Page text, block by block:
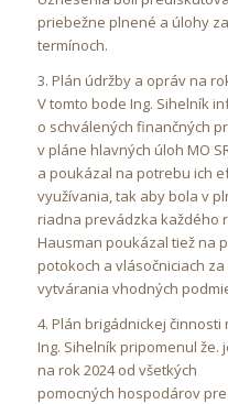
priebežne plnené a úlohy
termínoch.
3. Plán údržby a opráv na
V tomto bode Ing. Sihelník
o schválených finančných
v pláne hlavných úloh MO
a poukázal na potrebu ich
využívania, tak aby bola v
riadna prevádzka každého
Hausman poukázal tiež na
potokoch a vlásočniciach za
vytvárania vhodných
4. Plán brigádnickej činnosti
Ing. Sihelník pripomenul
na rok 2024 od všetkých
pomocných hospodárov